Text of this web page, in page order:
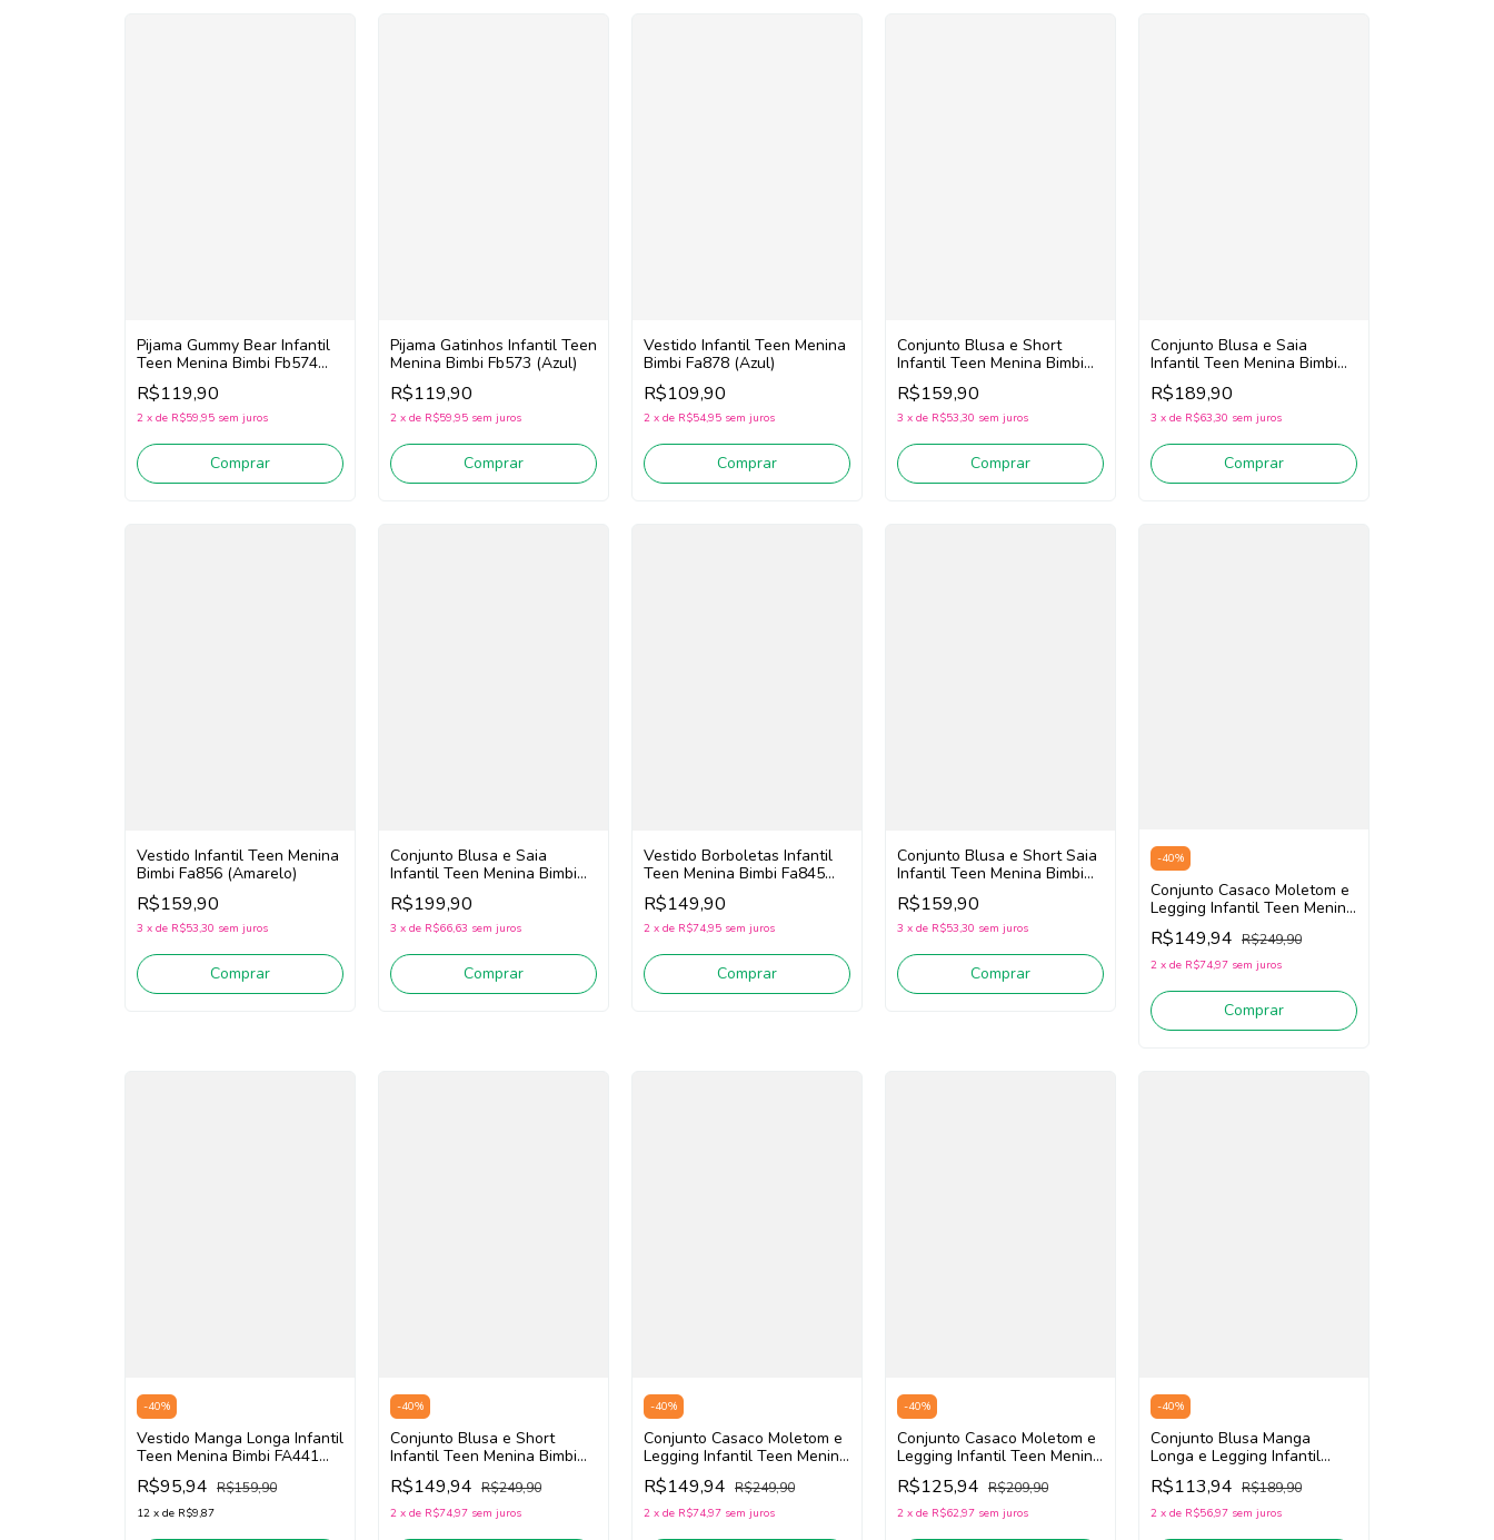
Pijama Gummy Bear Infantil
Teen Menina Bimbi Fb574
(Rosa/Verde/Roxo)
R$119,90
2 x de R$59,95 sem juros
Comprar
Pijama Gatinhos Infantil Teen
Menina Bimbi Fb573 (Azul)
R$119,90
2 x de R$59,95 sem juros
Comprar
Vestido Infantil Teen Menina
Bimbi Fa878 (Azul)
R$109,90
2 x de R$54,95 sem juros
Comprar
Conjunto Blusa e Short
Infantil Teen Menina Bimbi
Fb213 (Off White/Rosa)
R$159,90
3 x de R$53,30 sem juros
Comprar
Conjunto Blusa e Saia
Infantil Teen Menina Bimbi
Fb143 (Off White/Azul)
R$189,90
3 x de R$63,30 sem juros
Comprar
Vestido Infantil Teen Menina
Bimbi Fa856 (Amarelo)
R$159,90
3 x de R$53,30 sem juros
Comprar
Conjunto Blusa e Saia
Infantil Teen Menina Bimbi
Fb156 (Off White/Rosa)
R$199,90
3 x de R$66,63 sem juros
Comprar
Vestido Borboletas Infantil
Teen Menina Bimbi Fa845
(Rosa/Amarelo)
R$149,90
2 x de R$74,95 sem juros
Comprar
Conjunto Blusa e Short Saia
Infantil Teen Menina Bimbi
Fb144 (/Off White/Azul)
R$159,90
3 x de R$53,30 sem juros
Comprar
-40%
Conjunto Casaco Moletom e
Legging Infantil Teen Menina
Bimbi FA797 (Verde/Rosa)
R$149,94 R$249,90
2 x de R$74,97 sem juros
Comprar
-40%
Vestido Manga Longa Infantil
Teen Menina Bimbi FA441
(Off White/Lilás)
R$95,94 R$159,90
12 x de R$9,87
-40%
Conjunto Blusa e Short
Infantil Teen Menina Bimbi
FB104 (Off White/Vinho)
R$149,94 R$249,90
2 x de R$74,97 sem juros
-40%
Conjunto Casaco Moletom e
Legging Infantil Teen Menina
Bimbi FB094 (Off
White/Vinho)
R$149,94 R$249,90
2 x de R$74,97 sem juros
-40%
Conjunto Casaco Moletom e
Legging Infantil Teen Menina
Bimbi FB085 (Off
White/Roxo)
R$125,94 R$209,90
2 x de R$62,97 sem juros
-40%
Conjunto Blusa Manga
Longa e Legging Infantil
Teen Menina Bimbi FA739
(Off White/Verde)
R$113,94 R$189,90
2 x de R$56,97 sem juros